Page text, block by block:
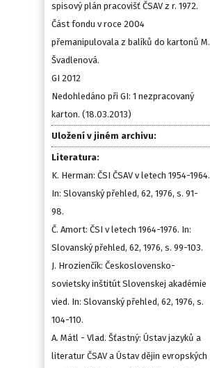
spisový plán pracovišť ČSAV z r. 1972.
Část fondu v roce 2004
přemanipulovala z balíků do kartonů M.
Švadlenová.
GI 2012
Nedohledáno při GI: 1 nezpracovaný
karton. (18.03.2013)
Uložení v jiném archivu:
Literatura:
K. Herman: ČSI ČSAV v letech 1954-1964.
In: Slovanský přehled, 62, 1976, s. 91-
98.
Č. Amort: ČSI v letech 1964-1976. In:
Slovanský přehled, 62, 1976, s. 99-103.
J. Hrozienčík: Československo-
sovietsky inštitút Slovenskej akadémie
vied. In: Slovanský přehled, 62, 1976, s.
104-110.
A. Mátl - Vlad. Šťastný: Ústav jazyků a
literatur ČSAV a Ústav dějin evropských